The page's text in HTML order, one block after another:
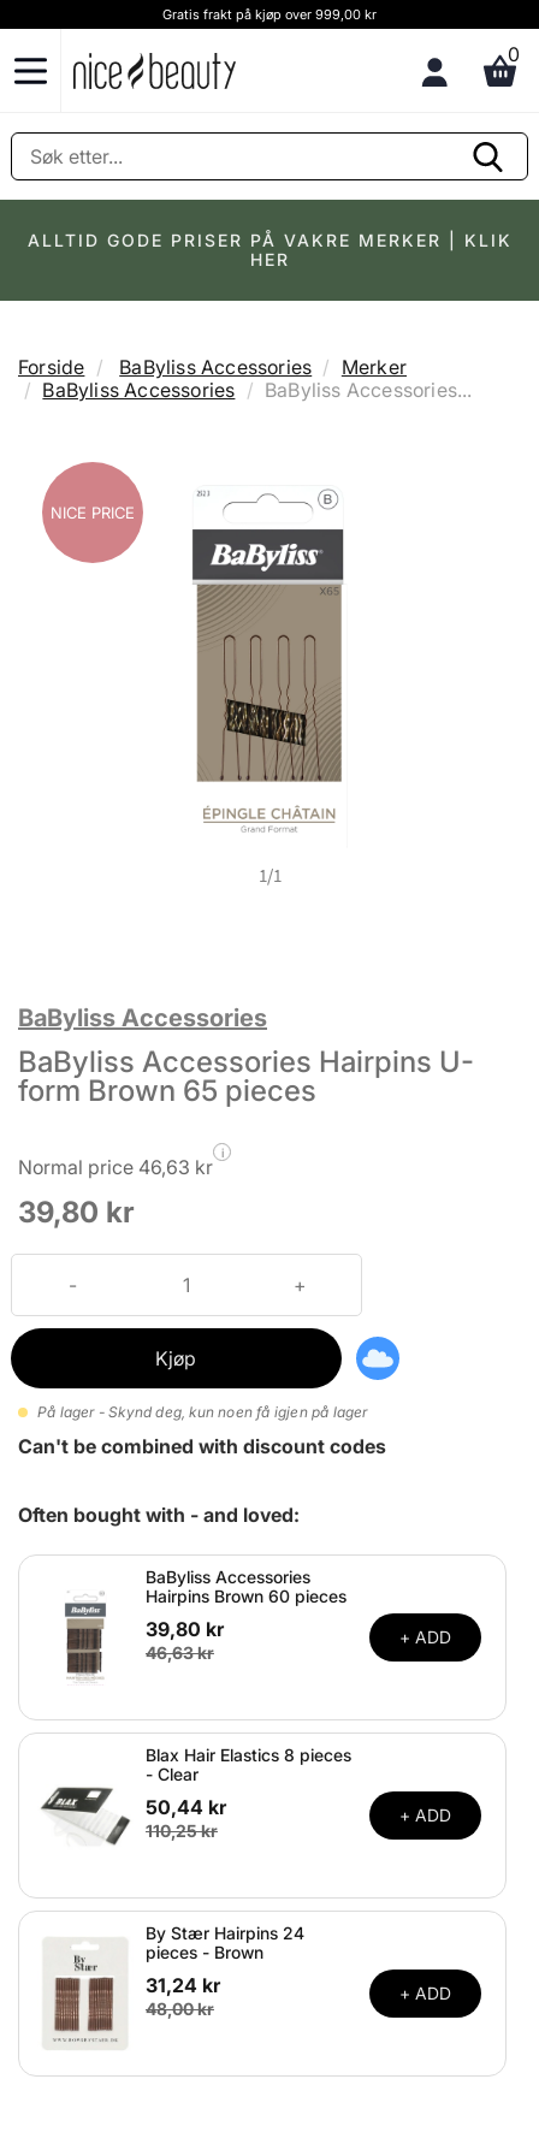
Gratis frakt på kjøp over 999,00 kr
0
ALLTID GODE PRISER PÅ VAKRE MERKER | KLIK
HER
Forside BaByliss Accessories
Merker
BaByliss Accessories
BaByliss Accessories...
NICE PRICE
1/1
BaByliss Accessories
BaByliss Accessories Hairpins U-
form Brown 65 pieces
Normal price 46,63 kr
i
39,80 kr
Kjøp
På lager - Skynd deg, kun noen få igjen på lager
Can't be combined with discount codes
Often bought with - and loved:
BaByliss Accessories
Hairpins Brown 60 pieces
39,80 kr
46,63 kr
+ ADD
Blax Hair Elastics 8 pieces
- Clear
50,44 kr
110,25 kr
+ ADD
By Stær Hairpins 24
pieces - Brown
31,24 kr
48,00 kr
+ ADD